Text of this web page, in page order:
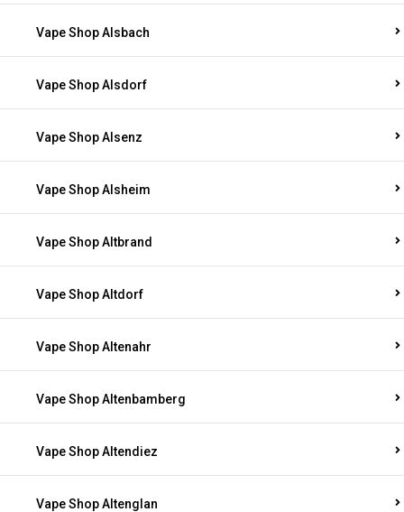
Vape Shop Alsbach
Vape Shop Alsdorf
Vape Shop Alsenz
Vape Shop Alsheim
Vape Shop Altbrand
Vape Shop Altdorf
Vape Shop Altenahr
Vape Shop Altenbamberg
Vape Shop Altendiez
Vape Shop Altenglan